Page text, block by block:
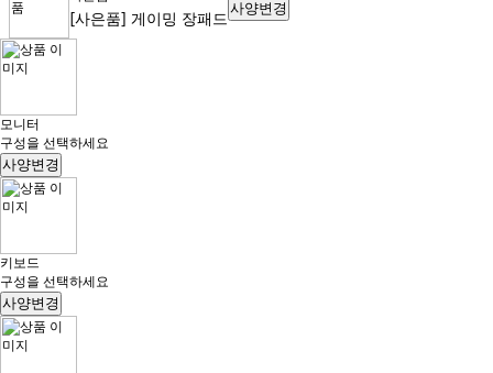
[사은품] 게이밍 장패드
사양변경
모니터
구성을 선택하세요
사양변경
키보드
구성을 선택하세요
사양변경